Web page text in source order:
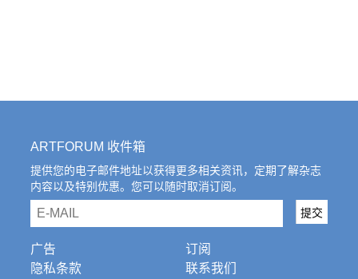
版人和团体、艺术家参展，此外还有280多本来自
书展期间，原排练大厅内参展单位的顺序并非按照
字母顺序，而是策展人将有类似兴趣的参展方聚集
在一起。在中国展厅内还呈现了一个特别策划的展
览“Sam iz Dat”，展名的灵感源自俄语，其中“sam”
意为“自己”，而“izdatelstvo”则代表 “出版社”。超过
280本中文艺术书自由地放置在展厅中央的桌上与
窗沿上，不羁的陈列方式打破了展品不可触碰的光
ARTFORUM 收件箱
提供您的电子邮件地址以获得更多相关资讯，定期了解杂志
内容以及特别优惠。您可以随时取消订阅。
email 提交
广告
隐私条款
订阅
联系我们